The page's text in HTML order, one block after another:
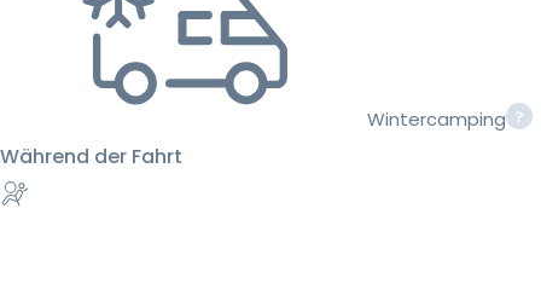
Wintercamping
Während der Fahrt